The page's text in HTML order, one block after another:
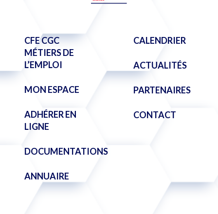
CFE CGC
MÉTIERS DE
L’EMPLOI
MON ESPACE
ADHÉRER EN
LIGNE
DOCUMENTATIONS
ANNUAIRE
CALENDRIER
ACTUALITÉS
PARTENAIRES
CONTACT